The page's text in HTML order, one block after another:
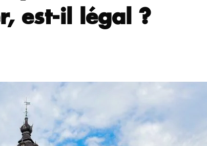
est-il légal ?